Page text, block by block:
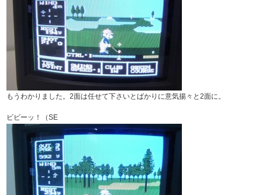
もうわかりました。2面は任せて下さいとばかりに意気揚々と2面に。
ビビーッ！（SE